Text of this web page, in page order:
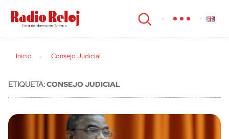
cerrar
Inicio Consejo Judicial
ETIQUETA:CONSEJO JUDICIAL